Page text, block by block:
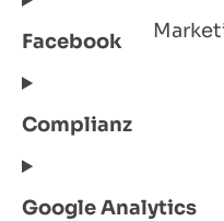
Facebook
Complianz
Google Analytics